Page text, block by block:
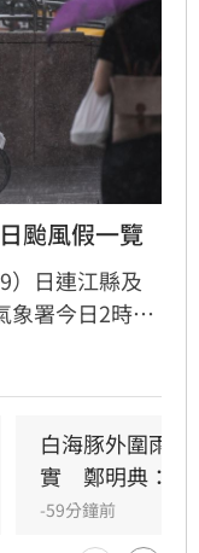
颱風假一覽
）日連江縣及
象署今日2時觀
方3060公里之
東北部海面構
且暴風圈有縮
上颱風警報。
白海豚外圍雨
實　鄭明典：別
-59分鐘前